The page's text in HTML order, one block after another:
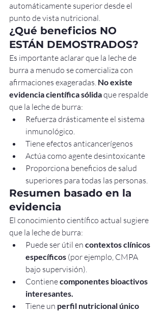
automáticamente superior desde el
punto de vista nutricional.
¿Qué beneficios NO
ESTÁN DEMOSTRADOS?
Es importante aclarar que la leche de
burra a menudo se comercializa con
afirmaciones exageradas. No existe
evidencia científica sólida que respalde
que la leche de burra:
Refuerza drásticamente el sistema
inmunológico.
Tiene efectos anticancerígenos
Actúa como agente desintoxicante
Proporciona beneficios de salud
superiores para todas las personas.
Resumen basado en la
evidencia
El conocimiento científico actual sugiere
que la leche de burra:
Puede ser útil en contextos clínicos
específicos (por ejemplo, CMPA
bajo supervisión).
Contiene componentes bioactivos
interesantes.
Tiene un perfil nutricional único